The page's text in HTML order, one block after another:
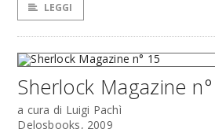
LEGGI
Sherlock Magazine
a cura di Luigi Pachì
Delosbooks, 2009